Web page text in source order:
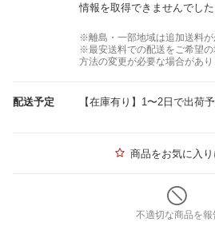
情報を取得できませんでし
※離島・一部地域は追加送料が
※最安送料での配送をご希望
方法の変更が必要な場合があり
配送予定 【在庫有り】1〜2日で出荷
商品をお気に入
不適切な商品を報